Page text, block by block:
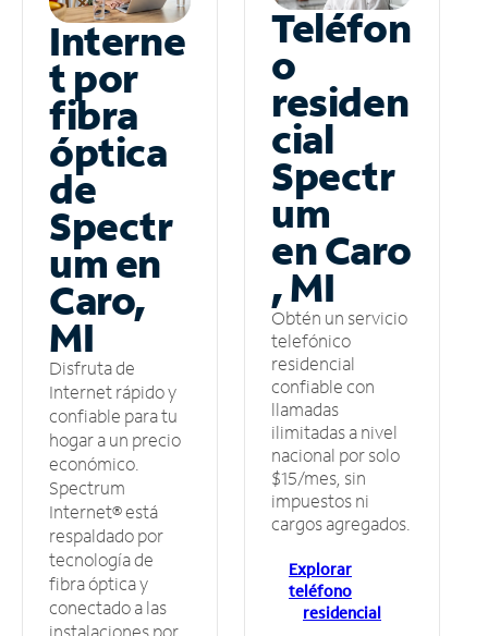
Interne
t por
fibra
óptica
de
Spectr
um en
Caro,
MI
Disfruta de
Internet rápido y
confiable para tu
hogar a un precio
económico.
Spectrum
Internet® está
respaldado por
tecnología de
fibra óptica y
conectado a las
Teléfon
o
residen
cial
Spectr
um
en Caro
, MI
Obtén un servicio
telefónico
residencial
confiable con
llamadas
ilimitadas a nivel
nacional por solo
$15/mes, sin
impuestos ni
cargos agregados.
Explorar
teléfono
residencial